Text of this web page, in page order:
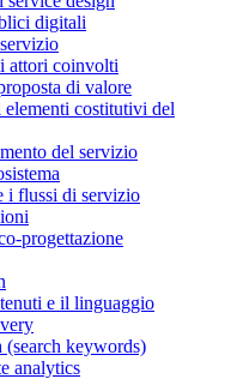
digitali
attori coinvolti
di valore
costitutivi del
del servizio
i flussi di servizio
progettazione
e il linguaggio
keywords)
analytics